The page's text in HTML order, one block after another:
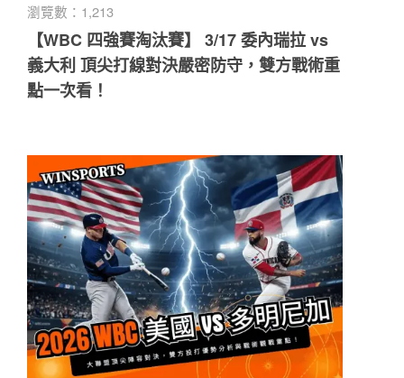
瀏覽數：1,213
【WBC 四強賽淘汰賽】 3/17 委內瑞拉 vs
義大利 頂尖打線對決嚴密防守，雙方戰術重
點一次看！